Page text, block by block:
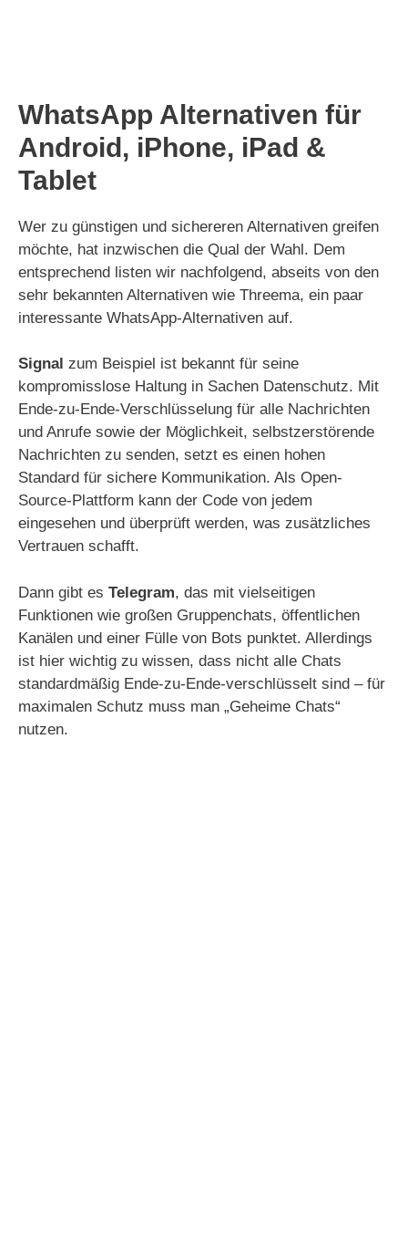
WhatsApp Alternativen für
Android, iPhone, iPad &
Tablet
Wer zu günstigen und sichereren Alternativen greifen
möchte, hat inzwischen die Qual der Wahl. Dem
entsprechend listen wir nachfolgend, abseits von den
sehr bekannten Alternativen wie Threema, ein paar
interessante WhatsApp-Alternativen auf.
Signal zum Beispiel ist bekannt für seine
kompromisslose Haltung in Sachen Datenschutz. Mit
Ende-zu-Ende-Verschlüsselung für alle Nachrichten
und Anrufe sowie der Möglichkeit, selbstzerstörende
Nachrichten zu senden, setzt es einen hohen
Standard für sichere Kommunikation. Als Open-
Source-Plattform kann der Code von jedem
eingesehen und überprüft werden, was zusätzliches
Vertrauen schafft.
Dann gibt es Telegram, das mit vielseitigen
Funktionen wie großen Gruppenchats, öffentlichen
Kanälen und einer Fülle von Bots punktet. Allerdings
ist hier wichtig zu wissen, dass nicht alle Chats
standardmäßig Ende-zu-Ende-verschlüsselt sind – für
maximalen Schutz muss man „Geheime Chats“
nutzen.